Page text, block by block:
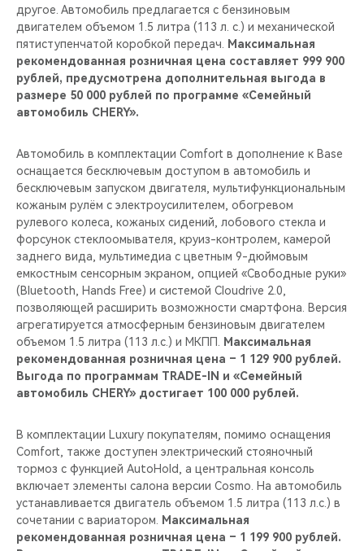
другое. Автомобиль предлагается с бензиновым
двигателем объемом 1.5 литра (113 л. с.) и механической
пятиступенчатой коробкой передач.
Максимальная
рекомендованная розничная цена составляет 999 900
рублей, предусмотрена дополнительная выгода в
размере 50 000 рублей по программе «Семейный
автомобиль CHERY».
Автомобиль в комплектации Comfort в дополнение к Base
оснащается бесключевым доступом в автомобиль и
бесключевым запуском двигателя, мультифункциональным
кожаным рулём c электроусилителем, обогревом
рулевого колеса, кожаных сидений, лобового стекла и
форсунок стеклоомывателя, круиз-контролем, камерой
заднего вида, мультимедиа с цветным 9-дюймовым
емкостным сенсорным экраном, опцией «Свободные руки»
(Bluetooth, Hands Free) и системой Cloudrive 2.0,
позволяющей расширить возможности смартфона. Версия
агрегатируется атмосферным бензиновым двигателем
объемом 1.5 литра (113 л.с.) и МКПП.
Максимальная
рекомендованная розничная цена – 1 129 900 рублей.
Выгода по программам TRADE-IN и «Семейный
автомобиль CHERY» достигает 100 000 рублей.
В комплектации Luxury покупателям, помимо оснащения
Comfort, также доступен электрический стояночный
тормоз с функцией AutoHold, а центральная консоль
включает элементы салона верcии Cosmo. На автомобиль
устанавливается двигатель объемом 1.5 литра (113 л.с.) в
сочетании с вариатором.
Максимальная
рекомендованная розничная цена – 1 199 900 рублей.